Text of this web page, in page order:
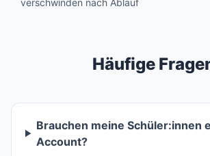
verschwinden nach Ablauf
Häufige
Brauchen meine Schüler:innen
Account?